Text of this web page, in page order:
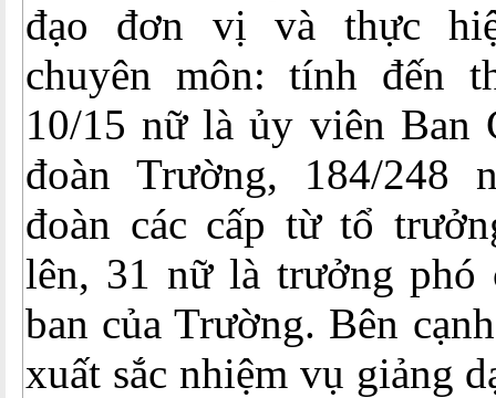
đạo đơn vị và thực
chuyên môn: tính đến
10/15 nữ là ủy viên Ban
đoàn Trường, 184/248
đoàn các cấp từ tổ
lên, 31 nữ là trưởng phó
ban của Trường. Bên
xuất sắc nhiệm vụ giảng